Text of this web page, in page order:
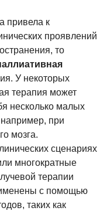
привела к
проявлений
то
У некоторых
терапия может
несколько малых
при
мозга.
сценариях
многократные
терапии
с помощью
таких как